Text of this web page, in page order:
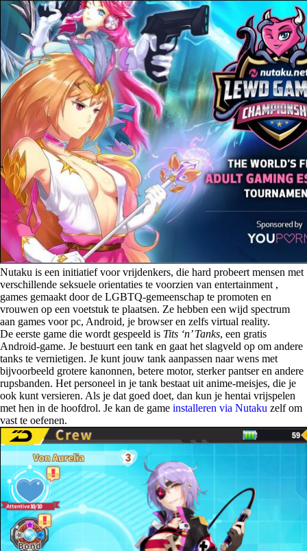
Nutaku is een initiatief voor vrijdenkers, die hard probeert mensen met
verschillende seksuele orientaties te voorzien van entertainment ,
games gemaakt door de LGBTQ-gemeenschap te promoten en
vrouwen op een voetstuk te plaatsen. Ze hebben een wijd spectrum
aan games voor pc, Android, je browser en zelfs virtual reality.
De eerste game die wordt gespeeld is Tits ‘n’ Tanks, een gratis
Android-game. Je bestuurt een tank en gaat het slagveld op om andere
tanks te vernietigen. Je kunt jouw tank aanpassen naar wens met
bijvoorbeeld grotere kanonnen, betere motor, sterker pantser en andere
rupsbanden. Het personeel in je tank bestaat uit anime-meisjes, die je
ook kunt versieren. Als je dat goed doet, dan kun je hentai vrijspelen
met hen in de hoofdrol. Je kan de game installeren via Nutaku zelf om
vast te oefenen.